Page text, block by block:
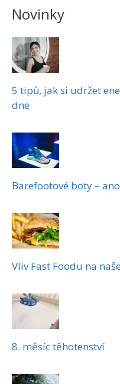
Novinky
5 tipů, jak si udržet
dne
Barefootové boty –
Vliv Fast Foodu na
8. měsíc těhotenství